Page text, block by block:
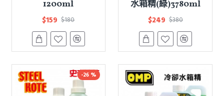
1200ml
$159 $180
水箱精(綠)3780ml
$249 $380
-26 %